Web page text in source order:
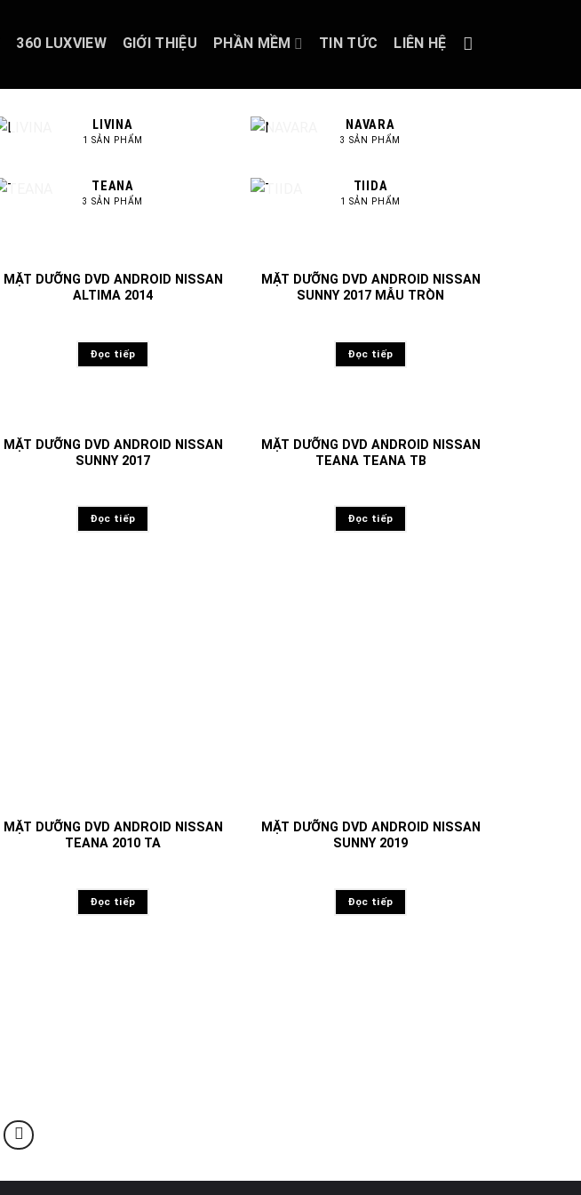
360 LUXVIEW GIỚI THIỆU PHẦN MỀM TIN TỨC LIÊN HỆ
LIVINA
1 SẢN PHẨM
NAVARA
3 SẢN PHẨM
TEANA
3 SẢN PHẨM
TIIDA
1 SẢN PHẨM
MẶT DƯỠNG DVD ANDROID NISSAN
ALTIMA 2014
Đọc tiếp
MẶT DƯỠNG DVD ANDROID NISSAN
SUNNY 2017 MẪU TRÒN
Đọc tiếp
MẶT DƯỠNG DVD ANDROID NISSAN
SUNNY 2017
Đọc tiếp
MẶT DƯỠNG DVD ANDROID NISSAN
TEANA TEANA TB
Đọc tiếp
MẶT DƯỠNG DVD ANDROID NISSAN
TEANA 2010 TA
Đọc tiếp
MẶT DƯỠNG DVD ANDROID NISSAN
SUNNY 2019
Đọc tiếp